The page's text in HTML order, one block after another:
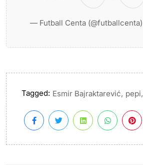
— Futball Centa (@futballcenta)
Tagged: Esmir Bajraktarević, pepi,